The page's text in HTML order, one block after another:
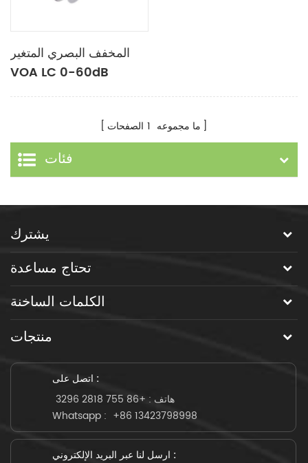
المخفف البصري المتغير
VOA LC 0-60dB
ما مجموعه 1 الصفحات
فئات
يشترك
تحتاج مساعدة
الكلمات الساخنة
منتجات
اتصل على :
هاتف : +86 755 2818 3296
Whatsapp : +86 13423798998
ارسل لنا عبر البريد الإلكتروني :